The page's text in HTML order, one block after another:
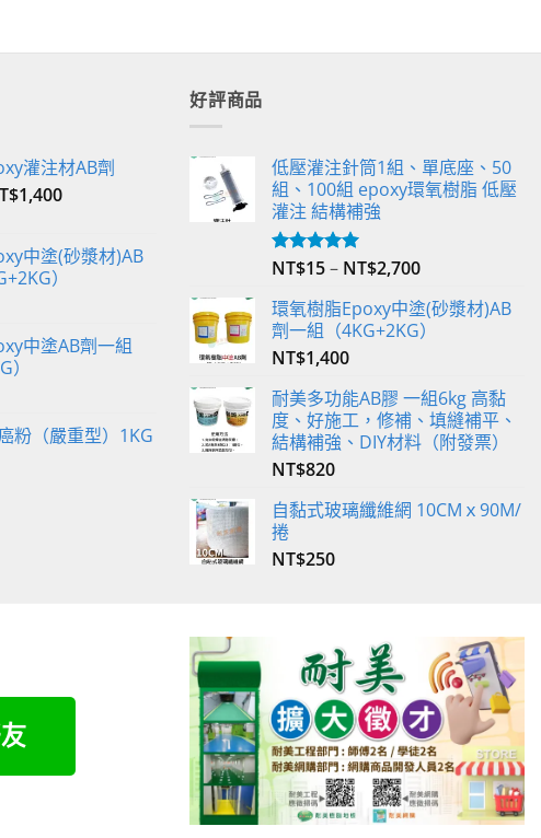
灌注材AB劑
1,400
中塗(砂漿材)AB
）
中塗AB劑一組
）
粉（嚴重型）1KG
好評商品
低壓灌注針筒1組、單底座、50
組、100組 epoxy環氧樹脂 低壓
灌注 結構補強
評分5.00
NT$15– NT$2,700
環氧樹脂Epoxy中塗(砂漿材)AB
劑一組（4KG+2KG）
NT$1,400
耐美多功能AB膠 一組6kg 高黏
度、好施工，修補、填縫補平、
結構補強、DIY材料（附發票）
NT$820
自黏式玻璃纖維網 10CMｘ90M/
捲
NT$250